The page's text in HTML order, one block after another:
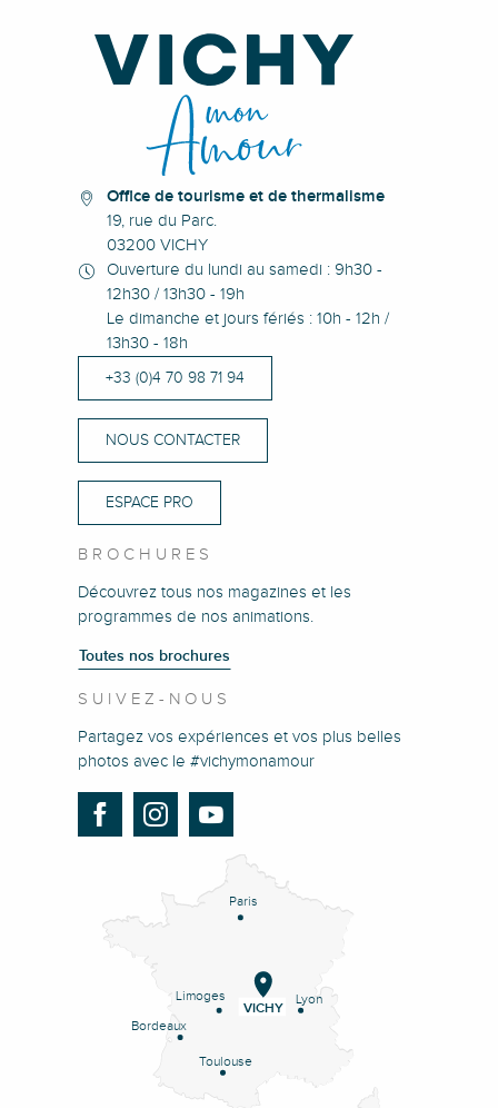
Office de tourisme et de thermalisme
19, rue du Parc.
03200 VICHY
Ouverture du lundi au samedi : 9h30 -
12h30 / 13h30 - 19h
Le dimanche et jours fériés : 10h - 12h /
13h30 - 18h
+33 (0)4 70 98 71 94
NOUS CONTACTER
ESPACE PRO
BROCHURES
Découvrez tous nos magazines et les
programmes de nos animations.
Toutes nos brochures
SUIVEZ-NOUS
Partagez vos expériences et vos plus belles
photos avec le #vichymonamour
Paris
Lyon
Limoges
Bordeaux
Toulouse
VICHY